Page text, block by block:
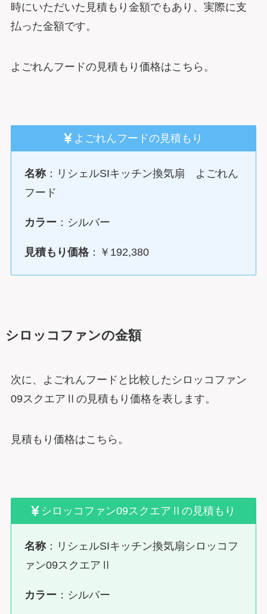
時にいただいた見積もり金額でもあり、実際に支
払った金額です。
よごれんフードの見積もり価格はこちら。
よごれんフードの見積もり
名称 ：リシェルSIキッチン換気扇 よごれん
フード
カラー ：シルバー
見積もり価格：￥192,380
シロッコファンの金額
次に、よごれんフードと比較したシロッコファン
09スクエアⅡの見積もり価格を表します。
見積もり価格はこちら。
シロッコファン09スクエアⅡの見積もり
名称 ：リシェルSIキッチン換気扇シロッコフ
ァン09スクエアⅡ
カラー ：シルバー